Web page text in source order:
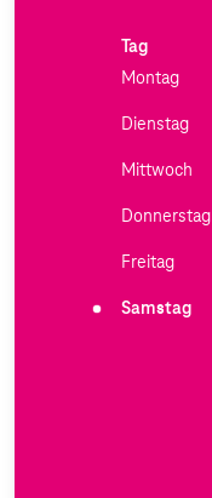
Tag
Montag
Dienstag
Mittwoch
Donnerstag
Freitag
Samstag